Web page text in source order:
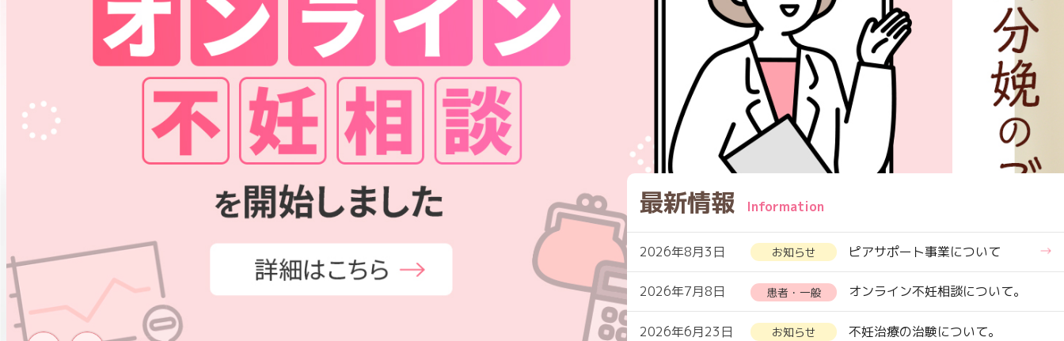
最新情報 Information
2026年8月3日 お知らせ ピアサポート事業について
2026年7月8日 患者・一般 オンライン不妊相談について。
2026年6月23日 お知らせ 不妊治療の治験について。